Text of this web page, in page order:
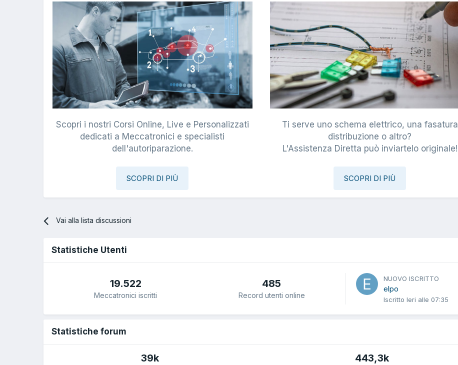
Scopri i nostri Corsi Online, Live e Personalizzati
dedicati a Meccatronici e specialisti
dell'autoriparazione.
SCOPRI DI PIÙ
Ti serve uno schema elettrico, una fasatura
distribuzione o altro?
L'Assistenza Diretta può inviartelo originale!
SCOPRI DI PIÙ
Vai alla lista discussioni
Statistiche Utenti
19.522
Meccatronici iscritti
485
Record utenti online
NUOVO ISCRITTO
elpo
Iscritto Ieri alle 07:35
Statistiche forum
39k 443,3k